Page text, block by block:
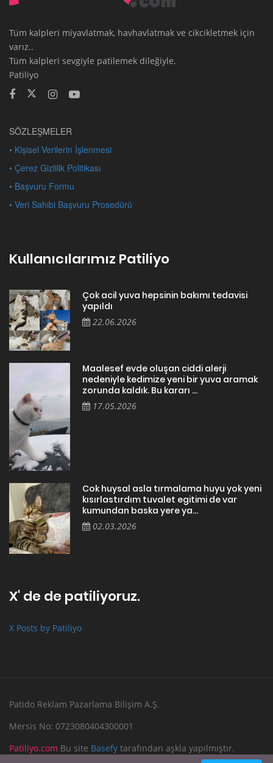
Tüm kalpleri miyavlatmak, havhavlatmak ve cikcikletmek için
varız..
Tüm kalpleri sevgiyle patilemek dileğiyle.
Patiliyo
SÖZLEŞMELER
• Kişisel Verilerin İşlenmesi
• Çerez Gizlilik Politikası
• Başvuru Formu
• Veri Sahibi Başvuru Prosedürü
Kullanıcılarımız Patiliyo
Çok acil yuva hepsinin bakımı tedavisi
yapıldı
22.06.2026
Maalesef evde oluşan ciddi alerji
nedeniyle kedimize yeni bir yuva aramak
zorunda kaldık. Bu kararı ...
17.05.2026
Cok huysal asla tırmalama huyu yok yeni
kısırlastırdım tuvalet egitimi de var
kumundan baska yere ya...
02.03.2026
X' de de patiliyoruz.
X Posts by Patiliyo
Patido Reklam Pazarlama Bilişim A.Ş.
Mersis No: 0723080404300001
Patiliyo.com Bu site Basefy tarafından aşkla yapılmıştır.